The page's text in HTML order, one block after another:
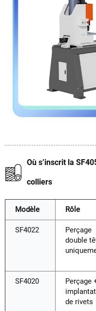
Où s’inscrit la
colliers
Modèle Rôle
SF4022
Perçage
double
SF4020
Perçage
de rivets